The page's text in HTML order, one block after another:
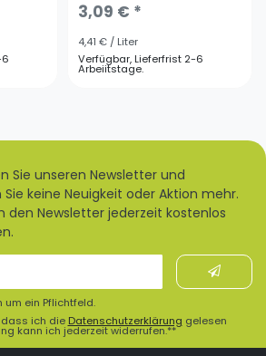
3,09 € *
4,41 € / Liter
Verfügbar, Lieferfrist 2-6
Arbeiitstage.
Sie unseren Newsletter und
Sie keine Neuigkeit oder Aktion mehr.
den Newsletter jederzeit kostenlos
ich die Daten­schutz­erklärung gelesen
kann ich jederzeit widerrufen.**
um ein Pflichtfeld.